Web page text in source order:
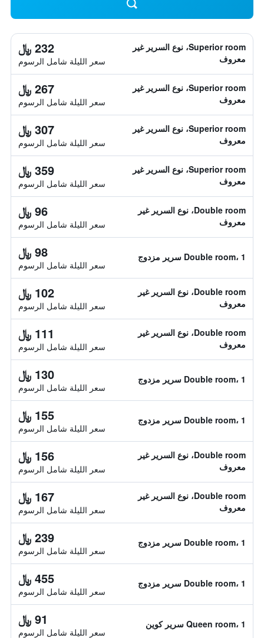
Superior room، نوع السرير غير
معروف
232 ﷼
سعر الليلة شامل الرسوم
Superior room، نوع السرير غير
معروف
267 ﷼
سعر الليلة شامل الرسوم
Superior room، نوع السرير غير
معروف
307 ﷼
سعر الليلة شامل الرسوم
Superior room، نوع السرير غير
معروف
359 ﷼
سعر الليلة شامل الرسوم
Double room، نوع السرير غير
معروف
96 ﷼
سعر الليلة شامل الرسوم
Double room، 1 سرير مزدوج 98 ﷼
سعر الليلة شامل الرسوم
Double room، نوع السرير غير
معروف
102 ﷼
سعر الليلة شامل الرسوم
Double room، نوع السرير غير
معروف
111 ﷼
سعر الليلة شامل الرسوم
Double room، 1 سرير مزدوج 130 ﷼
سعر الليلة شامل الرسوم
Double room، 1 سرير مزدوج 155 ﷼
سعر الليلة شامل الرسوم
Double room، نوع السرير غير
معروف
156 ﷼
سعر الليلة شامل الرسوم
Double room، نوع السرير غير
معروف
167 ﷼
سعر الليلة شامل الرسوم
Double room، 1 سرير مزدوج 239 ﷼
سعر الليلة شامل الرسوم
Double room، 1 سرير مزدوج 455 ﷼
سعر الليلة شامل الرسوم
Queen room، 1 سرير كوين 91 ﷼
سعر الليلة شامل الرسوم